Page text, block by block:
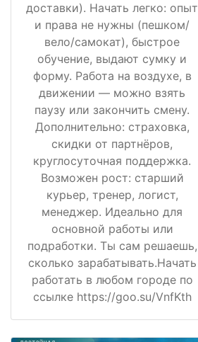
доставки). Начать легко: опыт
и права не нужны (пешком/
вело/самокат), быстрое
обучение, выдают сумку и
форму. Работа на воздухе, в
движении — можно взять
паузу или закончить смену.
Дополнительно: страховка,
скидки от партнёров,
круглосуточная поддержка.
Возможен рост: старший
курьер, тренер, логист,
менеджер. Идеально для
основной работы или
подработки. Ты сам решаешь,
сколько зарабатывать.Начать
работать в любом городе по
ссылке https://goo.su/VnfKth